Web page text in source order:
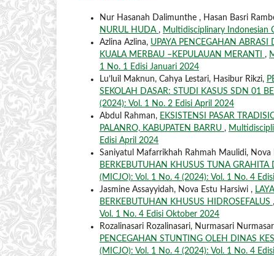
Nur Hasanah Dalimunthe , Hasan Basri
NURUL HUDA , Multidisciplinary Indonesian
Azlina Azlina, UPAYA PENCEGAHAN
KUALA MERBAU –KEPULAUAN MERANTI ,
1 No. 1 Edisi Januari 2024
Lu’luil Maknun, Cahya Lestari, Hasibur Rikzi,
SEKOLAH DASAR: STUDI KASUS SDN 01
(2024): Vol. 1 No. 2 Edisi April 2024
Abdul Rahman, EKSISTENSI PASAR
PALANRO, KABUPATEN BARRU ,
Edisi April 2024
Saniyatul Mafarrikhah Rahmah Maulidi, Nova
BERKEBUTUHAN KHUSUS TUNA GRAHITA
(MICJO): Vol. 1 No. 4 (2024): Vol. 1 No. 4
Jasmine Assayyidah, Nova Estu Harsiwi ,
BERKEBUTUHAN KHUSUS HIDROSEFALUS ,
Vol. 1 No. 4 Edisi Oktober 2024
Rozalinasari Rozalinasari, Nurmasari
PENCEGAHAN STUNTING OLEH DINAS
(MICJO): Vol. 1 No. 4 (2024): Vol. 1 No. 4